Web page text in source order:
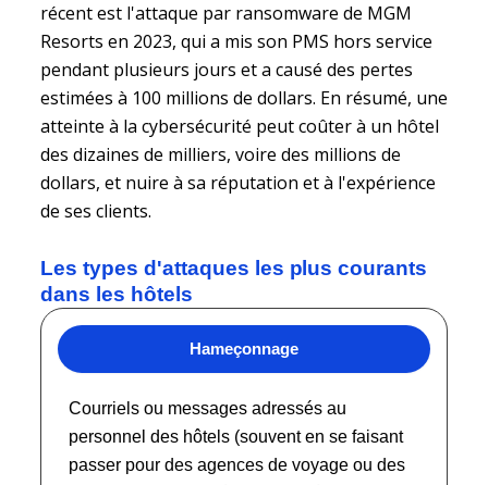
récent est l'attaque par ransomware de MGM
Resorts en 2023, qui a mis son PMS hors service
pendant plusieurs jours et a causé des pertes
estimées à 100 millions de dollars. En résumé, une
atteinte à la cybersécurité peut coûter à un hôtel
des dizaines de milliers, voire des millions de
dollars, et nuire à sa réputation et à l'expérience
de ses clients.
Les types d'attaques les plus courants
dans les hôtels
Hameçonnage
Courriels ou messages adressés au
personnel des hôtels (souvent en se faisant
passer pour des agences de voyage ou des